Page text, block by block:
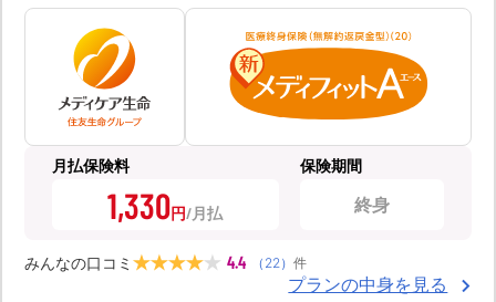
月払保険料
1,330円
保険期間
終身
みんなの口コミ 4.4 （ 22） 件
プランの中身を見る